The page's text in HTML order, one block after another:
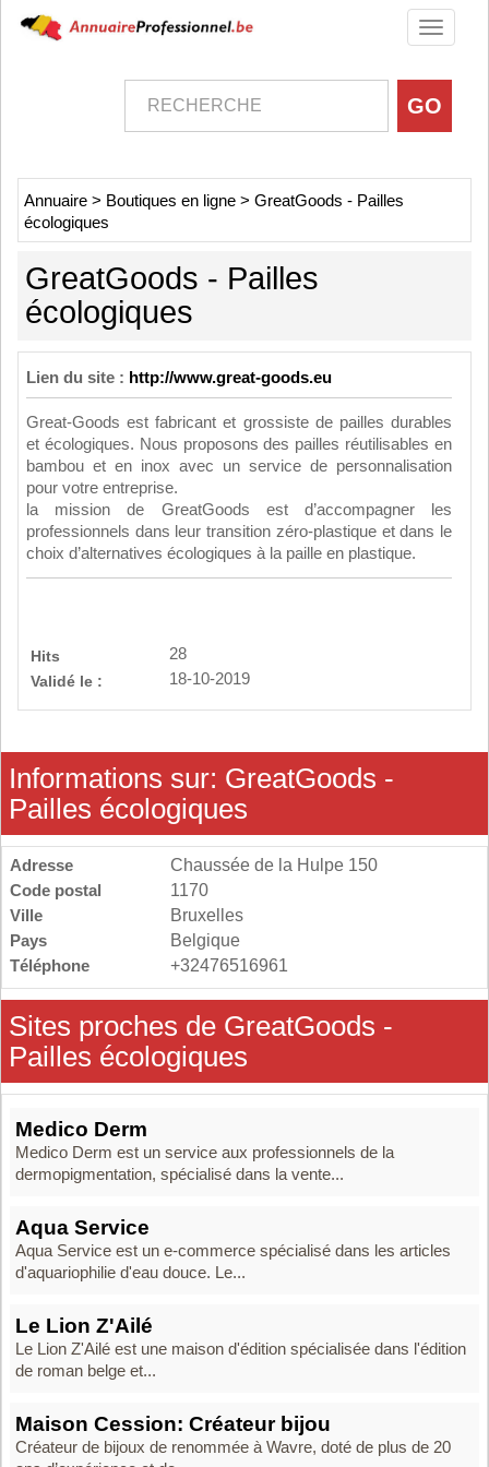
Toggle
Annuaire > Boutiques en ligne > GreatGoods - Pailles
écologiques
GreatGoods - Pailles
écologiques
Lien du site : http://www.great-goods.eu
Great-Goods est fabricant et grossiste de pailles durables
et écologiques. Nous proposons des pailles réutilisables en
bambou et en inox avec un service de personnalisation
pour votre entreprise.
la mission de GreatGoods est d’accompagner les
professionnels dans leur transition zéro-plastique et dans le
choix d’alternatives écologiques à la paille en plastique.
Hits
28
Validé le :
18-10-2019
Informations sur: GreatGoods -
Pailles écologiques
Adresse
Chaussée de la Hulpe 150
Code postal
1170
Ville
Bruxelles
Pays
Belgique
Téléphone
+32476516961
Sites proches de GreatGoods -
Pailles écologiques
Medico Derm
Medico Derm est un service aux professionnels de la
dermopigmentation, spécialisé dans la vente...
Aqua Service
Aqua Service est un e-commerce spécialisé dans les articles
d'aquariophilie d'eau douce. Le...
Le Lion Z'Ailé
Le Lion Z'Ailé est une maison d'édition spécialisée dans l'édition
de roman belge et...
Maison Cession: Créateur bijou
Créateur de bijoux de renommée à Wavre, doté de plus de 20